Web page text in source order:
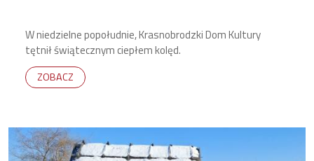
W niedzielne popołudnie, Krasnobrodzki Dom Kultury
tętnił świątecznym ciepłem kolęd.
ZOBACZ